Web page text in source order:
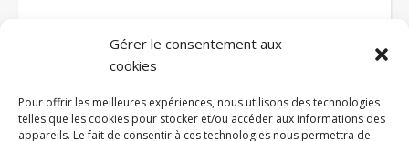
Gérer le consentement aux
cookies
Pour offrir les meilleures expériences, nous utilisons des technologies
telles que les cookies pour stocker et/ou accéder aux informations des
appareils. Le fait de consentir à ces technologies nous permettra de